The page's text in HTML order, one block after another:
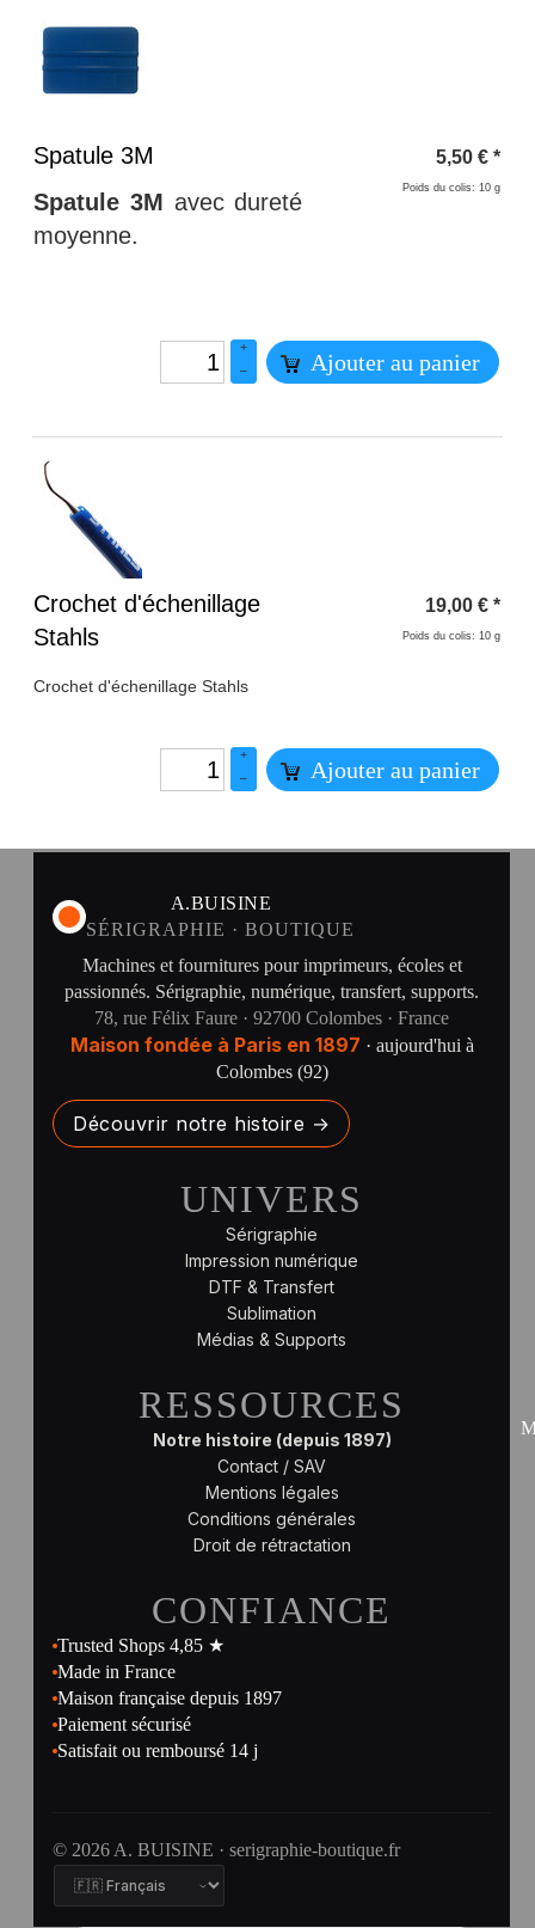
Titre 1
Spatule 3M
Spatule 3M avec dureté
moyenne.
5,50 € *
Poids du colis: 10 g
+
–
Ajouter au panier
Titre 1
Crochet d'échenillage
Stahls
Crochet d'échenillage Stahls
19,00 € *
Poids du colis: 10 g
+
–
Ajouter au panier
A.BUISINE
SÉRIGRAPHIE · BOUTIQUE
Machines et fournitures pour imprimeurs, écoles et
passionnés. Sérigraphie, numérique, transfert, supports.
78, rue Félix Faure · 92700 Colombes · France
Maison fondée à Paris en 1897 · aujourd'hui à
Colombes (92)
Découvrir notre histoire →
UNIVERS
Sérigraphie
Impression numérique
DTF & Transfert
Sublimation
Médias & Supports
RESSOURCES
Notre histoire (depuis 1897)
Contact / SAV
Mentions légales
Conditions générales
Droit de rétractation
CONFIANCE
Trusted Shops 4,85 ★
Made in France
Maison française depuis 1897
Paiement sécurisé
Satisfait ou remboursé 14 j
© 2026 A. BUISINE · serigraphie-boutique.fr